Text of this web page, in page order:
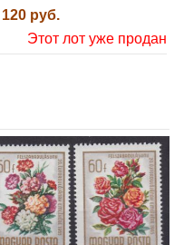
120 руб.
Этот лот уже продан